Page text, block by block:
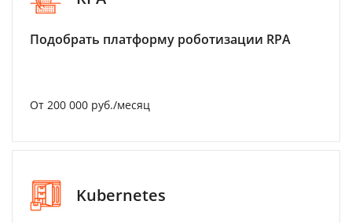
Подобрать платформу роботизации RPA
От 200 000 руб./месяц
Kubernetes